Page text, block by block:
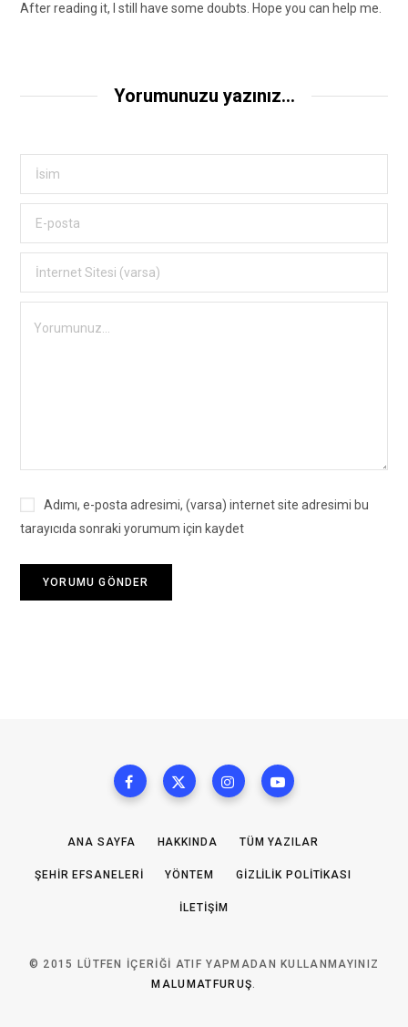
After reading it, I still have some doubts. Hope you can help me.
Yorumunuzu yazınız...
Adımı, e-posta adresimi, (varsa) internet site adresimi bu
tarayıcıda sonraki yorumum için kaydet
ANA SAYFA HAKKINDA TÜM YAZILAR
ŞEHIR EFSANELERI YÖNTEM GIZLILIK POLITIKASI
İLETIŞIM
© 2015 LÜTFEN IÇERIĞI ATIF YAPMADAN KULLANMAYINIZ
MALUMATFURUŞ.